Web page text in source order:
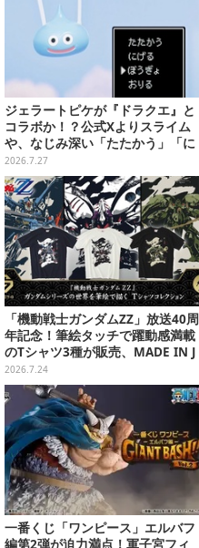
ジェラートピケが『ドラクエ』と
コラボか！？公式Xよりスライム
や、なじみ深い「たたかう」「に
げる」のコマンドウィンドウが投
稿
2026.7.27
「機動戦士ガンダムZZ」放送40周
年記念！筆絵タッチで躍動感満載
のTシャツ3種が販売、MADE IN J
APANで品質にもこだわり
2026.7.24
一番くじ「ワンピース」エルバフ
編第2弾が迫力満点！軍子宮フィ